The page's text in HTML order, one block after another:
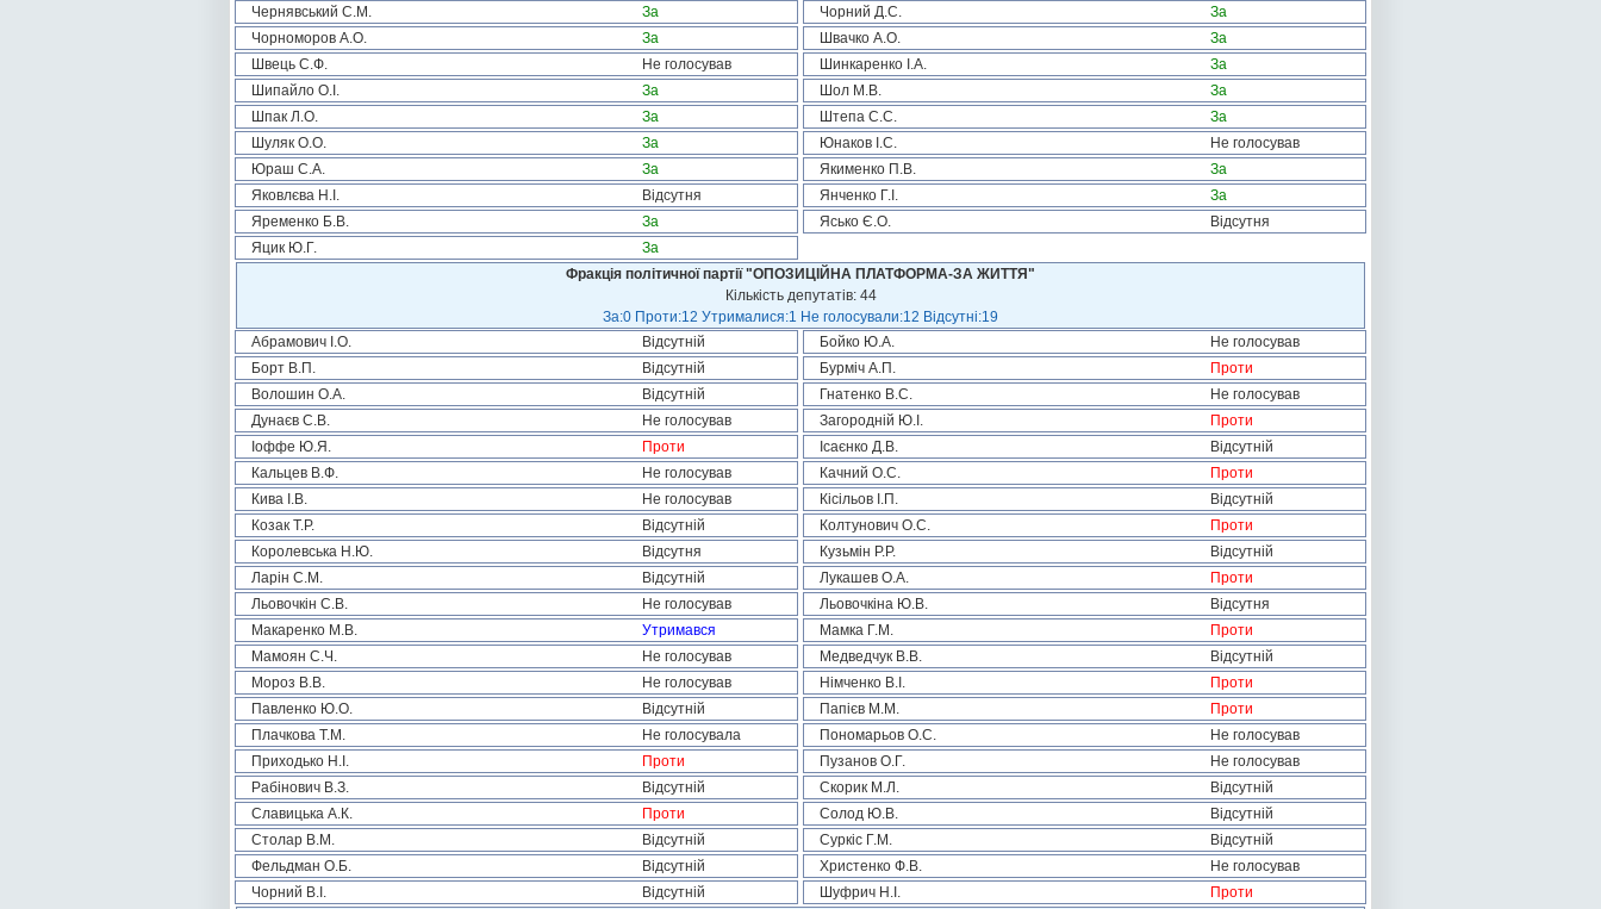
Чернявський С.М.
За Чорний Д.С.
За
Чорноморов А.О.
За Швачко А.О.
За
Швець С.Ф.
Не голосував Шинкаренко І.А.
За
Шипайло О.І.
За Шол М.В.
За
Шпак Л.О.
За Штепа С.С.
За
Шуляк О.О.
За Юнаков І.С.
Не голосував
Юраш С.А.
За Якименко П.В.
За
Яковлєва Н.І.
Відсутня Янченко Г.І.
За
Яременко Б.В.
За Ясько Є.О.
Відсутня
Яцик Ю.Г.
За
Фракція політичної партії "ОПОЗИЦІЙНА ПЛАТФОРМА-ЗА ЖИТТЯ"
Кількість депутатів: 44
За:0 Проти:12 Утрималися:1 Не голосували:12 Відсутні:19
Абрамович І.О.
Відсутній Бойко Ю.А.
Не голосував
Борт В.П.
Відсутній Бурміч А.П.
Проти
Волошин О.А.
Відсутній Гнатенко В.С.
Не голосував
Дунаєв С.В.
Не голосував Загородній Ю.І.
Проти
Іоффе Ю.Я.
Проти Ісаєнко Д.В.
Відсутній
Кальцев В.Ф.
Не голосував Качний О.С.
Проти
Кива І.В.
Не голосував Кісільов І.П.
Відсутній
Козак Т.Р.
Відсутній Колтунович О.С.
Проти
Королевська Н.Ю.
Відсутня Кузьмін Р.Р.
Відсутній
Ларін С.М.
Відсутній Лукашев О.А.
Проти
Льовочкін С.В.
Не голосував Льовочкіна Ю.В.
Відсутня
Макаренко М.В.
Утримався Мамка Г.М.
Проти
Мамоян С.Ч.
Не голосував Медведчук В.В.
Відсутній
Мороз В.В.
Не голосував Німченко В.І.
Проти
Павленко Ю.О.
Відсутній Папієв М.М.
Проти
Плачкова Т.М.
Не голосувала Пономарьов О.С.
Не голосував
Приходько Н.І.
Проти Пузанов О.Г.
Не голосував
Рабінович В.З.
Відсутній Скорик М.Л.
Відсутній
Славицька А.К.
Проти Солод Ю.В.
Відсутній
Столар В.М.
Відсутній Суркіс Г.М.
Відсутній
Фельдман О.Б.
Відсутній Христенко Ф.В.
Не голосував
Чорний В.І.
Відсутній Шуфрич Н.І. Проти